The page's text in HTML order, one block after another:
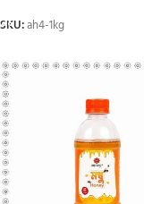
SKU:ah4-1kg